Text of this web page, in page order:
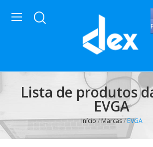
Lista de produtos
EVGA
Início Marcas EVGA